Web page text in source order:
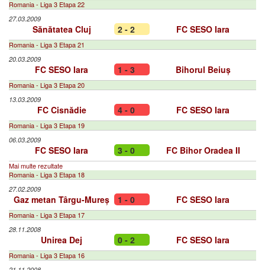
Romania - Liga 3 Etapa 22
27.03.2009
Sănătatea Cluj 2 - 2 FC SESO Iara
Romania - Liga 3 Etapa 21
20.03.2009
FC SESO Iara 1 - 3 Bihorul Beiuș
Romania - Liga 3 Etapa 20
13.03.2009
FC Cisnădie 4 - 0 FC SESO Iara
Romania - Liga 3 Etapa 19
06.03.2009
FC SESO Iara 3 - 0 FC Bihor Oradea II
Mai multe rezultate
Romania - Liga 3 Etapa 18
27.02.2009
Gaz metan Târgu-Mureș 1 - 0 FC SESO Iara
Romania - Liga 3 Etapa 17
28.11.2008
Unirea Dej 0 - 2 FC SESO Iara
Romania - Liga 3 Etapa 16